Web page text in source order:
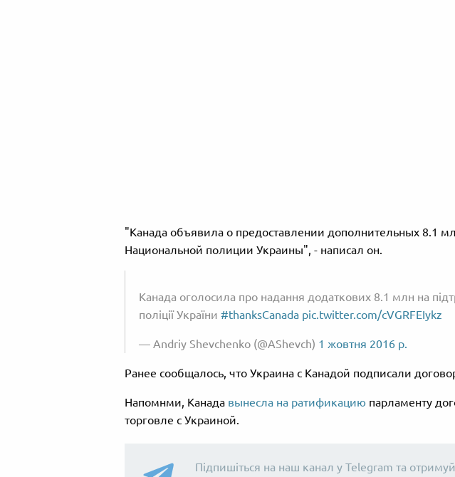
"Канада объявила о предоставлении дополнительных 8.1
Национальной полиции Украины", - написал он.
Канада оголосила про надання додаткових 8.1 млн на
поліції України #thanksCanada pic.twitter.com/cVGRFEIykz
— Andriy Shevchenko (@AShevch) 1 жовтня 2016 р.
Ранее сообщалось, что Украина с Канадой подписали
Напомнми, Канада вынесла на ратификацию парламенту
торговле с Украиной.
Підпишіться на наш канал у Telegram та